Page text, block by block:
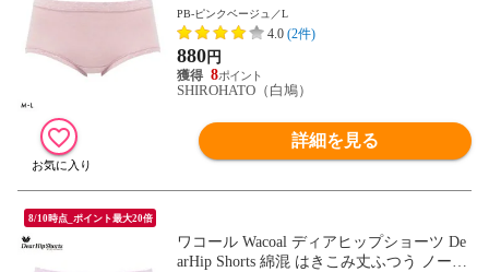
ルショーツ ML
PB-ピンクベージュ／L
4.0 (2件)
880円
8
SHIROHATO（白鳩）
詳細を見る
8/10時点_ポイント最大20倍
ワコール Wacoal ディアヒップショーツ De
arHip Shorts 綿混 はきこみ丈ふつう ノーマ